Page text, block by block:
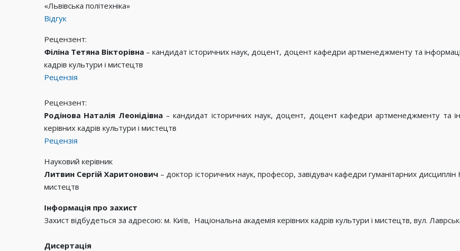
«Львівська політехніка»
Відгук
Рецензент:
Філіна Тетяна Вікторівна – кандидат історичних наук, доцент, доцент кафедри артменеджменту та
кадрів культури і мистецтв
Рецензія
Рецензент:
Родінова Наталія Леонідівна– кандидат історичних наук, доцент, доцент кафедри артменеджменту та
керівних кадрів культури і мистецтв
Рецензія
Науковий керівник
Литвин Сергій Харитонович – доктор історичних наук, професор, завідувач кафедри гуманітарних дисциплін
мистецтв
Інформація про захист
Захист відбудеться за адресою: м. Київ, Національна академія керівних кадрів культури і мистецтв, вул.
Дисертація